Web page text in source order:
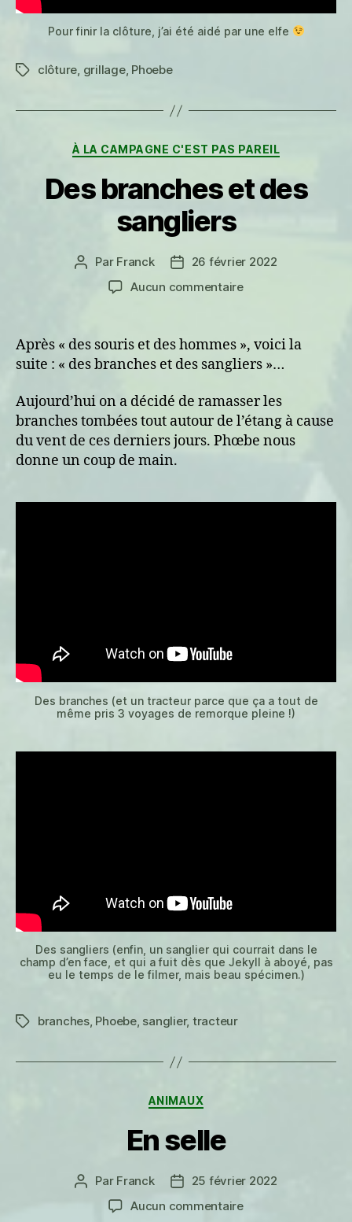
Pour finir la clôture, j’ai été aidé par une elfe
Étiquettes
clôture, grillage, Phoebe
Catégories
À LA CAMPAGNE C'EST PAS PAREIL
Des branches et des
sangliers
Auteur
l’article
Par Franck
Date26 février 2022
Aucun commentairesur
des
sangliers
Après « des souris et des hommes », voici la
suite : « des branches et des sangliers »…
Aujourd’hui on a décidé de ramasser les
branches tombées tout autour de l’étang à cause
du vent de ces derniers jours. Phœbe nous
donne un coup de main.
Des branches (et un tracteur parce que ça a tout de
même pris 3 voyages de remorque pleine !)
Des sangliers (enfin, un sanglier qui courrait dans le
champ d’en face, et qui a fuit dès que Jekyll à aboyé, pas
eu le temps de le filmer, mais beau spécimen.)
Étiquettes
branches, Phoebe, sanglier, tracteur
Catégories
ANIMAUX
En selle
Auteur
l’article
Par Franck
Date25 février 2022
Aucun commentairesur